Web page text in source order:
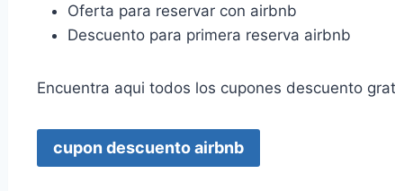
Oferta para reservar con airbnb
Descuento para primera reserva airbnb
Encuentra aqui todos los cupones descuento
cupon descuento airbnb